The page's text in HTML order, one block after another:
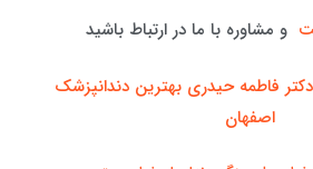
و مشاوره با ما در ارتباط باشید
دکتر فاطمه حیدری بهترین دندانپزشک
اصفهان